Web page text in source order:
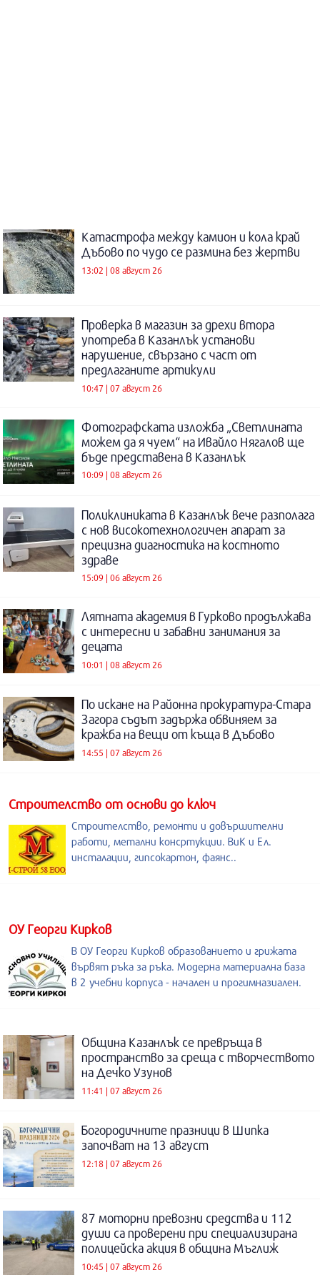
Катастрофа между камион и кола край
Дъбово по чудо се размина без жертви
13:02 | 08 август 26
Проверка в магазин за дрехи втора
употреба в Казанлък установи
нарушение, свързано с част от
предлаганите артикули
10:47 | 07 август 26
Фотографската изложба „Светлината
можем да я чуем“ на Ивайло Нягалов ще
бъде представена в Казанлък
10:09 | 08 август 26
Поликлиниката в Казанлък вече разполага
с нов високотехнологичен апарат за
прецизна диагностика на костното
здраве
15:09 | 06 август 26
Лятната академия в Гурково продължава
с интересни и забавни занимания за
децата
10:01 | 08 август 26
По искане на Районна прокуратура-Стара
Загора съдът задържа обвиняем за
кражба на вещи от къща в Дъбово
14:55 | 07 август 26
Строителство от основи до ключ
Строителство, ремонти и довършителни
работи, метални консртукции. ВиК и Ел.
инсталации, гипсокартон, фаянс..
ОУ Георги Кирков
В ОУ Георги Кирков образованието и грижата
вървят ръка за ръка. Модерна материална база
в 2 учебни корпуса - начален и прогимназиален.
Община Казанлък се превръща в
пространство за среща с творчеството
на Дечко Узунов
11:41 | 07 август 26
Богородичните празници в Шипка
започват на 13 август
12:18 | 07 август 26
87 моторни превозни средства и 112
души са проверени при специализирана
полицейска акция в община Мъглиж
10:45 | 07 август 26